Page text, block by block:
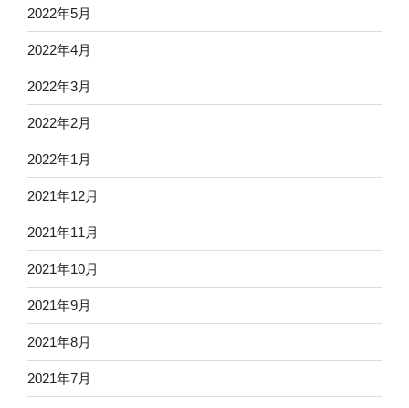
2022年5月
2022年4月
2022年3月
2022年2月
2022年1月
2021年12月
2021年11月
2021年10月
2021年9月
2021年8月
2021年7月